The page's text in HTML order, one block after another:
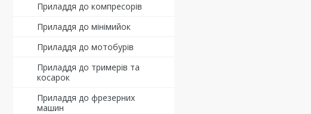
Приладдя до компресорів
Приладдя до мінімийок
Приладдя до мотобурів
Приладдя до тримерів та
косарок
Приладдя до фрезерних
машин